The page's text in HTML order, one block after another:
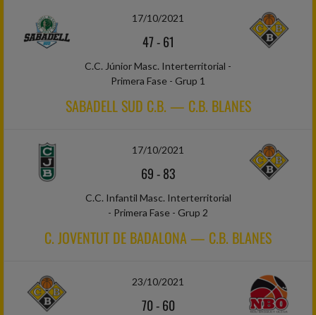
17/10/2021
47-61
C.C. Júnior Masc. Interterritorial -
Primera Fase - Grup 1
SABADELL SUD C.B. — C.B. BLANES
17/10/2021
69-83
C.C. Infantil Masc. Interterritorial
- Primera Fase - Grup 2
C. JOVENTUT DE BADALONA — C.B. BLANES
23/10/2021
70-60